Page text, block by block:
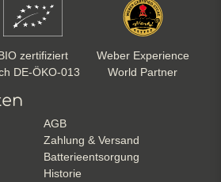
zertifiziert
DE-ÖKO-013
Weber Experience
World Partner
AGB
Zahlung & Versand
Batterieentsorgung
Historie